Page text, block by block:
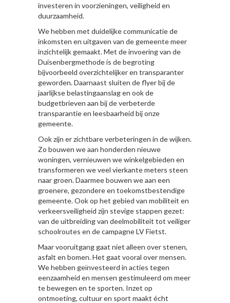
investeren in voorzieningen, veiligheid en
duurzaamheid.
We hebben met duidelijke communicatie de
inkomsten en uitgaven van de gemeente meer
inzichtelijk gemaakt. Met de invoering van de
Duisenbergmethode is de begroting
bijvoorbeeld overzichtelijker en transparanter
geworden. Daarnaast sluiten de flyer bij de
jaarlijkse belastingaanslag en ook de
budgetbrieven aan bij de verbeterde
transparantie en leesbaarheid bij onze
gemeente.
Ook zijn er zichtbare verbeteringen in de wijken.
Zo bouwen we aan honderden nieuwe
woningen, vernieuwen we winkelgebieden en
transformeren we veel vierkante meters steen
naar groen. Daarmee bouwen we aan een
groenere, gezondere en toekomstbestendige
gemeente. Ook op het gebied van mobiliteit en
verkeersveiligheid zijn stevige stappen gezet:
van de uitbreiding van deelmobiliteit tot veiliger
schoolroutes en de campagne LV Fietst.
Maar vooruitgang gaat niet alleen over stenen,
asfalt en bomen. Het gaat vooral over mensen.
We hebben geïnvesteerd in acties tegen
eenzaamheid en mensen gestimuleerd om meer
te bewegen en te sporten. Inzet op
ontmoeting, cultuur en sport maakt écht